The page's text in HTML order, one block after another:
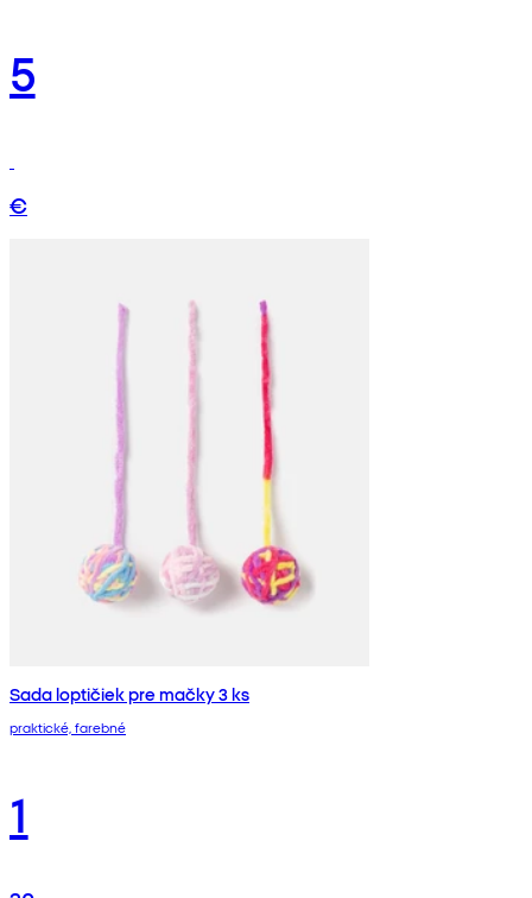
5
€
Sada loptičiek pre mačky 3 ks
praktické, farebné
1